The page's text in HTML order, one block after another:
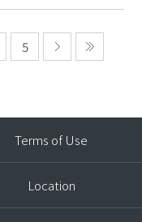
5
Terms of Use
Location